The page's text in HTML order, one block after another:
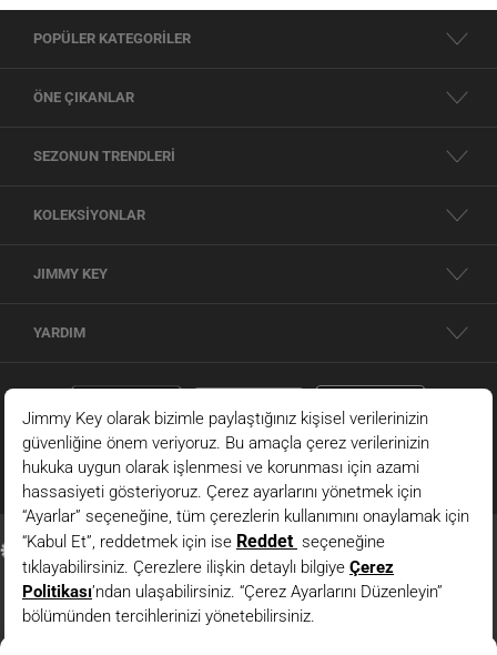
POPÜLER KATEGORİLER
ÖNE ÇIKANLAR
SEZONUN TRENDLERİ
KOLEKSİYONLAR
JIMMY KEY
YARDIM